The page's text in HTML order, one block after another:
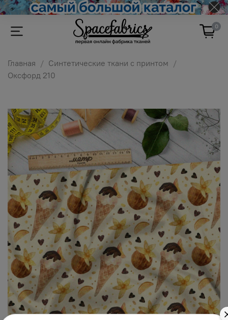
0
Главная
Синтетические ткани с принтом
Оксфорд 210